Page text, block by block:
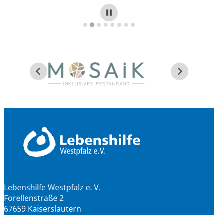
Lebenshilfe Westpfalz e. V.
Forellenstraße 2
67659 Kaiserslautern